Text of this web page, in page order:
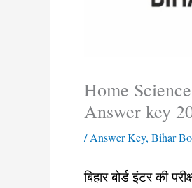
Home
Answer key
/Answer Key, Bihar
बिहार बोर्ड इंटर की